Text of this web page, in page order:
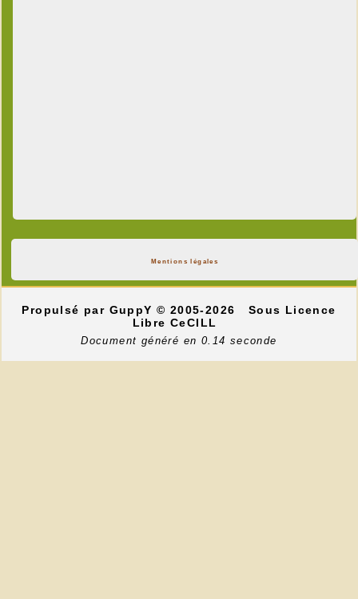
Mentions légales
Propulsé par GuppY© 2005-2026
Sous Licence
Libre CeCILL
Document généré en 0.14 seconde